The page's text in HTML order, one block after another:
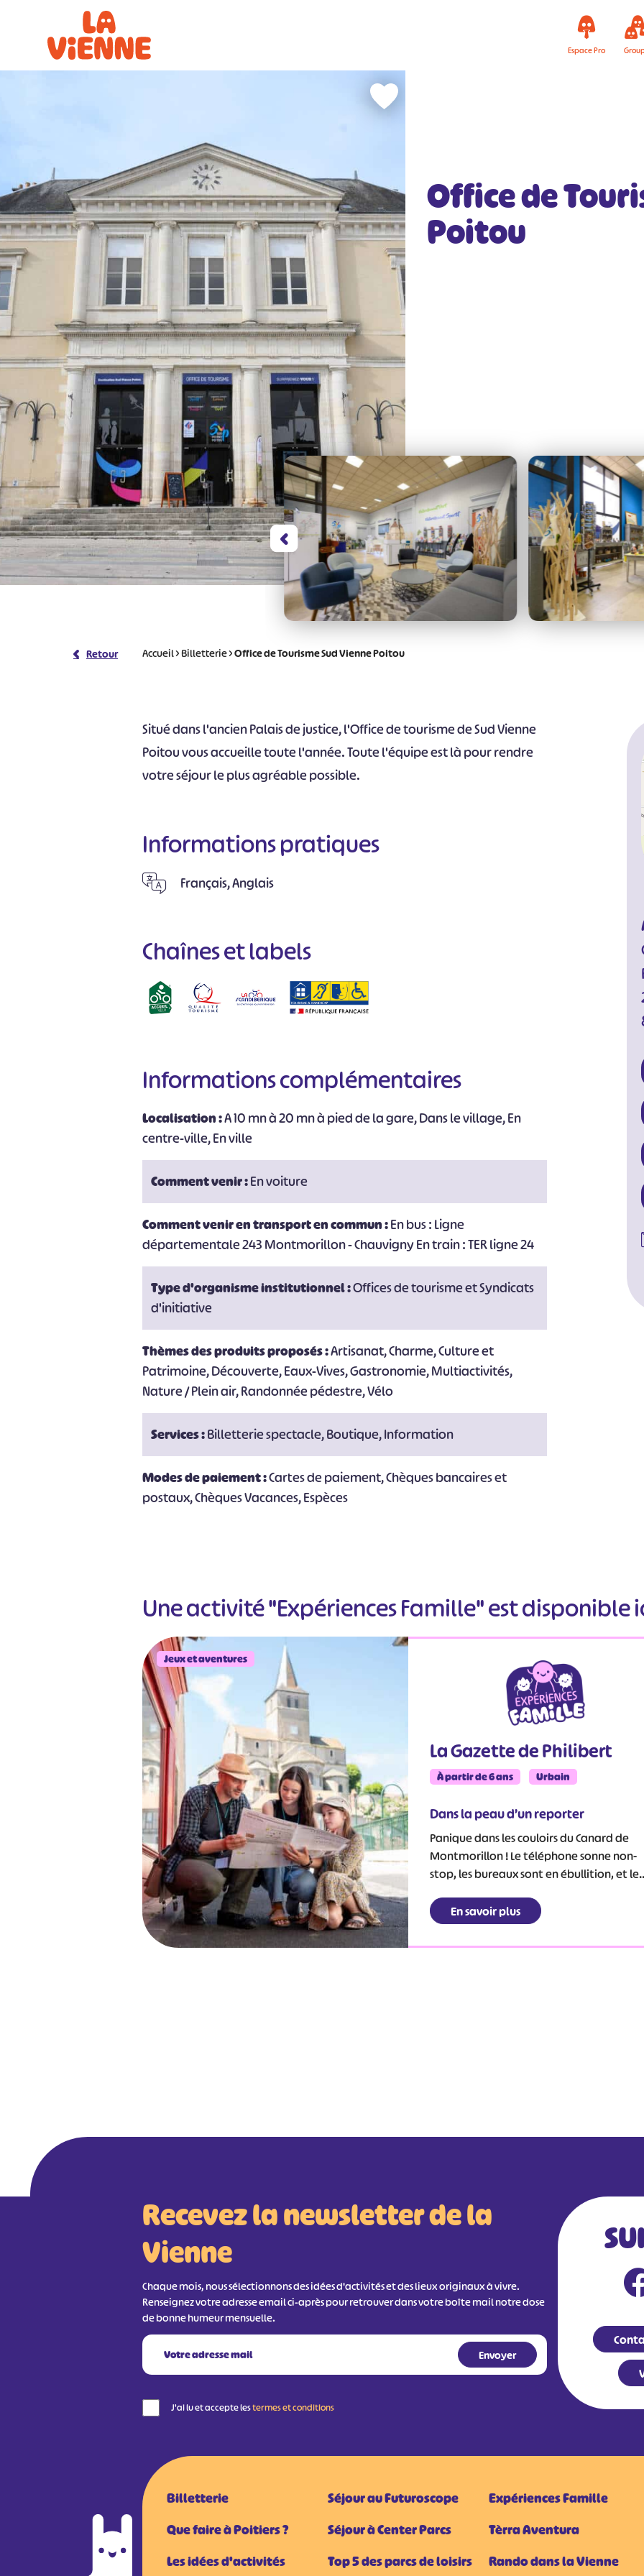
Espace Pro
Office de
Poitou
Retour Accueil>Billetterie>Office de Tourisme Sud Vienne Poitou
Situé dans l'ancien Palais de justice, l'Office de tourisme de Sud Vienne
Poitou vous accueille toute l'année. Toute l'équipe est là pour rendre
votre séjour le plus agréable possible.
Informations pratiques
Français, Anglais
Chaînes et labels
Informations complémentaires
Localisation :A 10 mn à 20 mn à pied de la gare, Dans le village, En
centre-ville, En ville
Comment venir :En voiture
Comment venir en transport en commun :En bus : Ligne
départementale 243 Montmorillon - Chauvigny En train : TER ligne 24
Type d'organisme institutionnel :Offices de tourisme et Syndicats
d'initiative
Thèmes des produits proposés :Artisanat, Charme, Culture et
Patrimoine, Découverte, Eaux-Vives, Gastronomie, Multiactivités,
Nature / Plein air, Randonnée pédestre, Vélo
Services :Billetterie spectacle, Boutique, Information
Modes de paiement :Cartes de paiement, Chèques bancaires et
postaux, Chèques Vacances, Espèces
Une activité "Expériences Famille" est disponible
Jeux et aventures
La Gazette de Philibert
À partir de 6 ans Urbain
Dans la peau d’un reporter
Panique dans les couloirs du Canard de
Montmorillon ! Le téléphone sonne non-
stop, les bureaux sont en ébullition, et
En savoir plus
Recevez la newsletter de la
Vienne
Chaque mois, nous sélectionnons des idées d'activités et des lieux originaux à vivre.
Renseignez votre adresse email ci-après pour retrouver dans votre boîte mail notre dose
de bonne humeur mensuelle.
J'ai lu et accepte lestermes et conditions
Billetterie
Que faire à Poitiers ?
Les idées d'activités
Séjour au Futuroscope
Séjour à Center Parcs
Top 5 des parcs de loisirs
Expériences Famille
Tèrra Aventura
Rando dans la Vienne
Panneau de gestion des cookies